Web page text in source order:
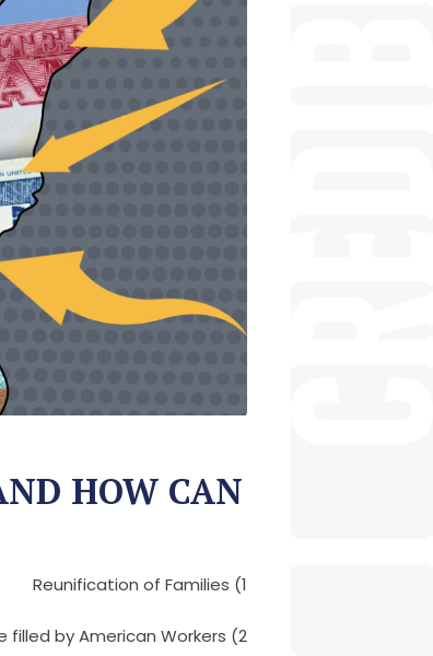
HOW CAN
1) Reunification of Families
2) Filling skillful Jobs, which cannot be filled by American Workers